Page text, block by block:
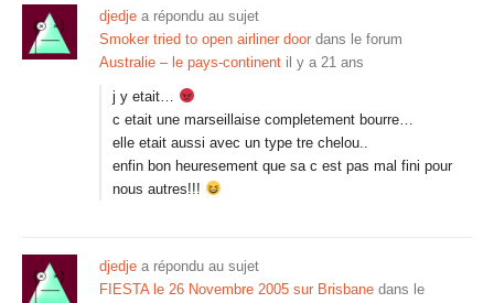
djedje a répondu au sujet
Smoker tried to open airliner door dans le forum
Australie – le pays-continent il y a 21 ans
j y etait…
c etait une marseillaise completement bourre…
elle etait aussi avec un type tre chelou..
enfin bon heuresement que sa c est pas mal fini pour
nous autres!!!
djedje a répondu au sujet
FIESTA le 26 Novembre 2005 sur Brisbane dans le